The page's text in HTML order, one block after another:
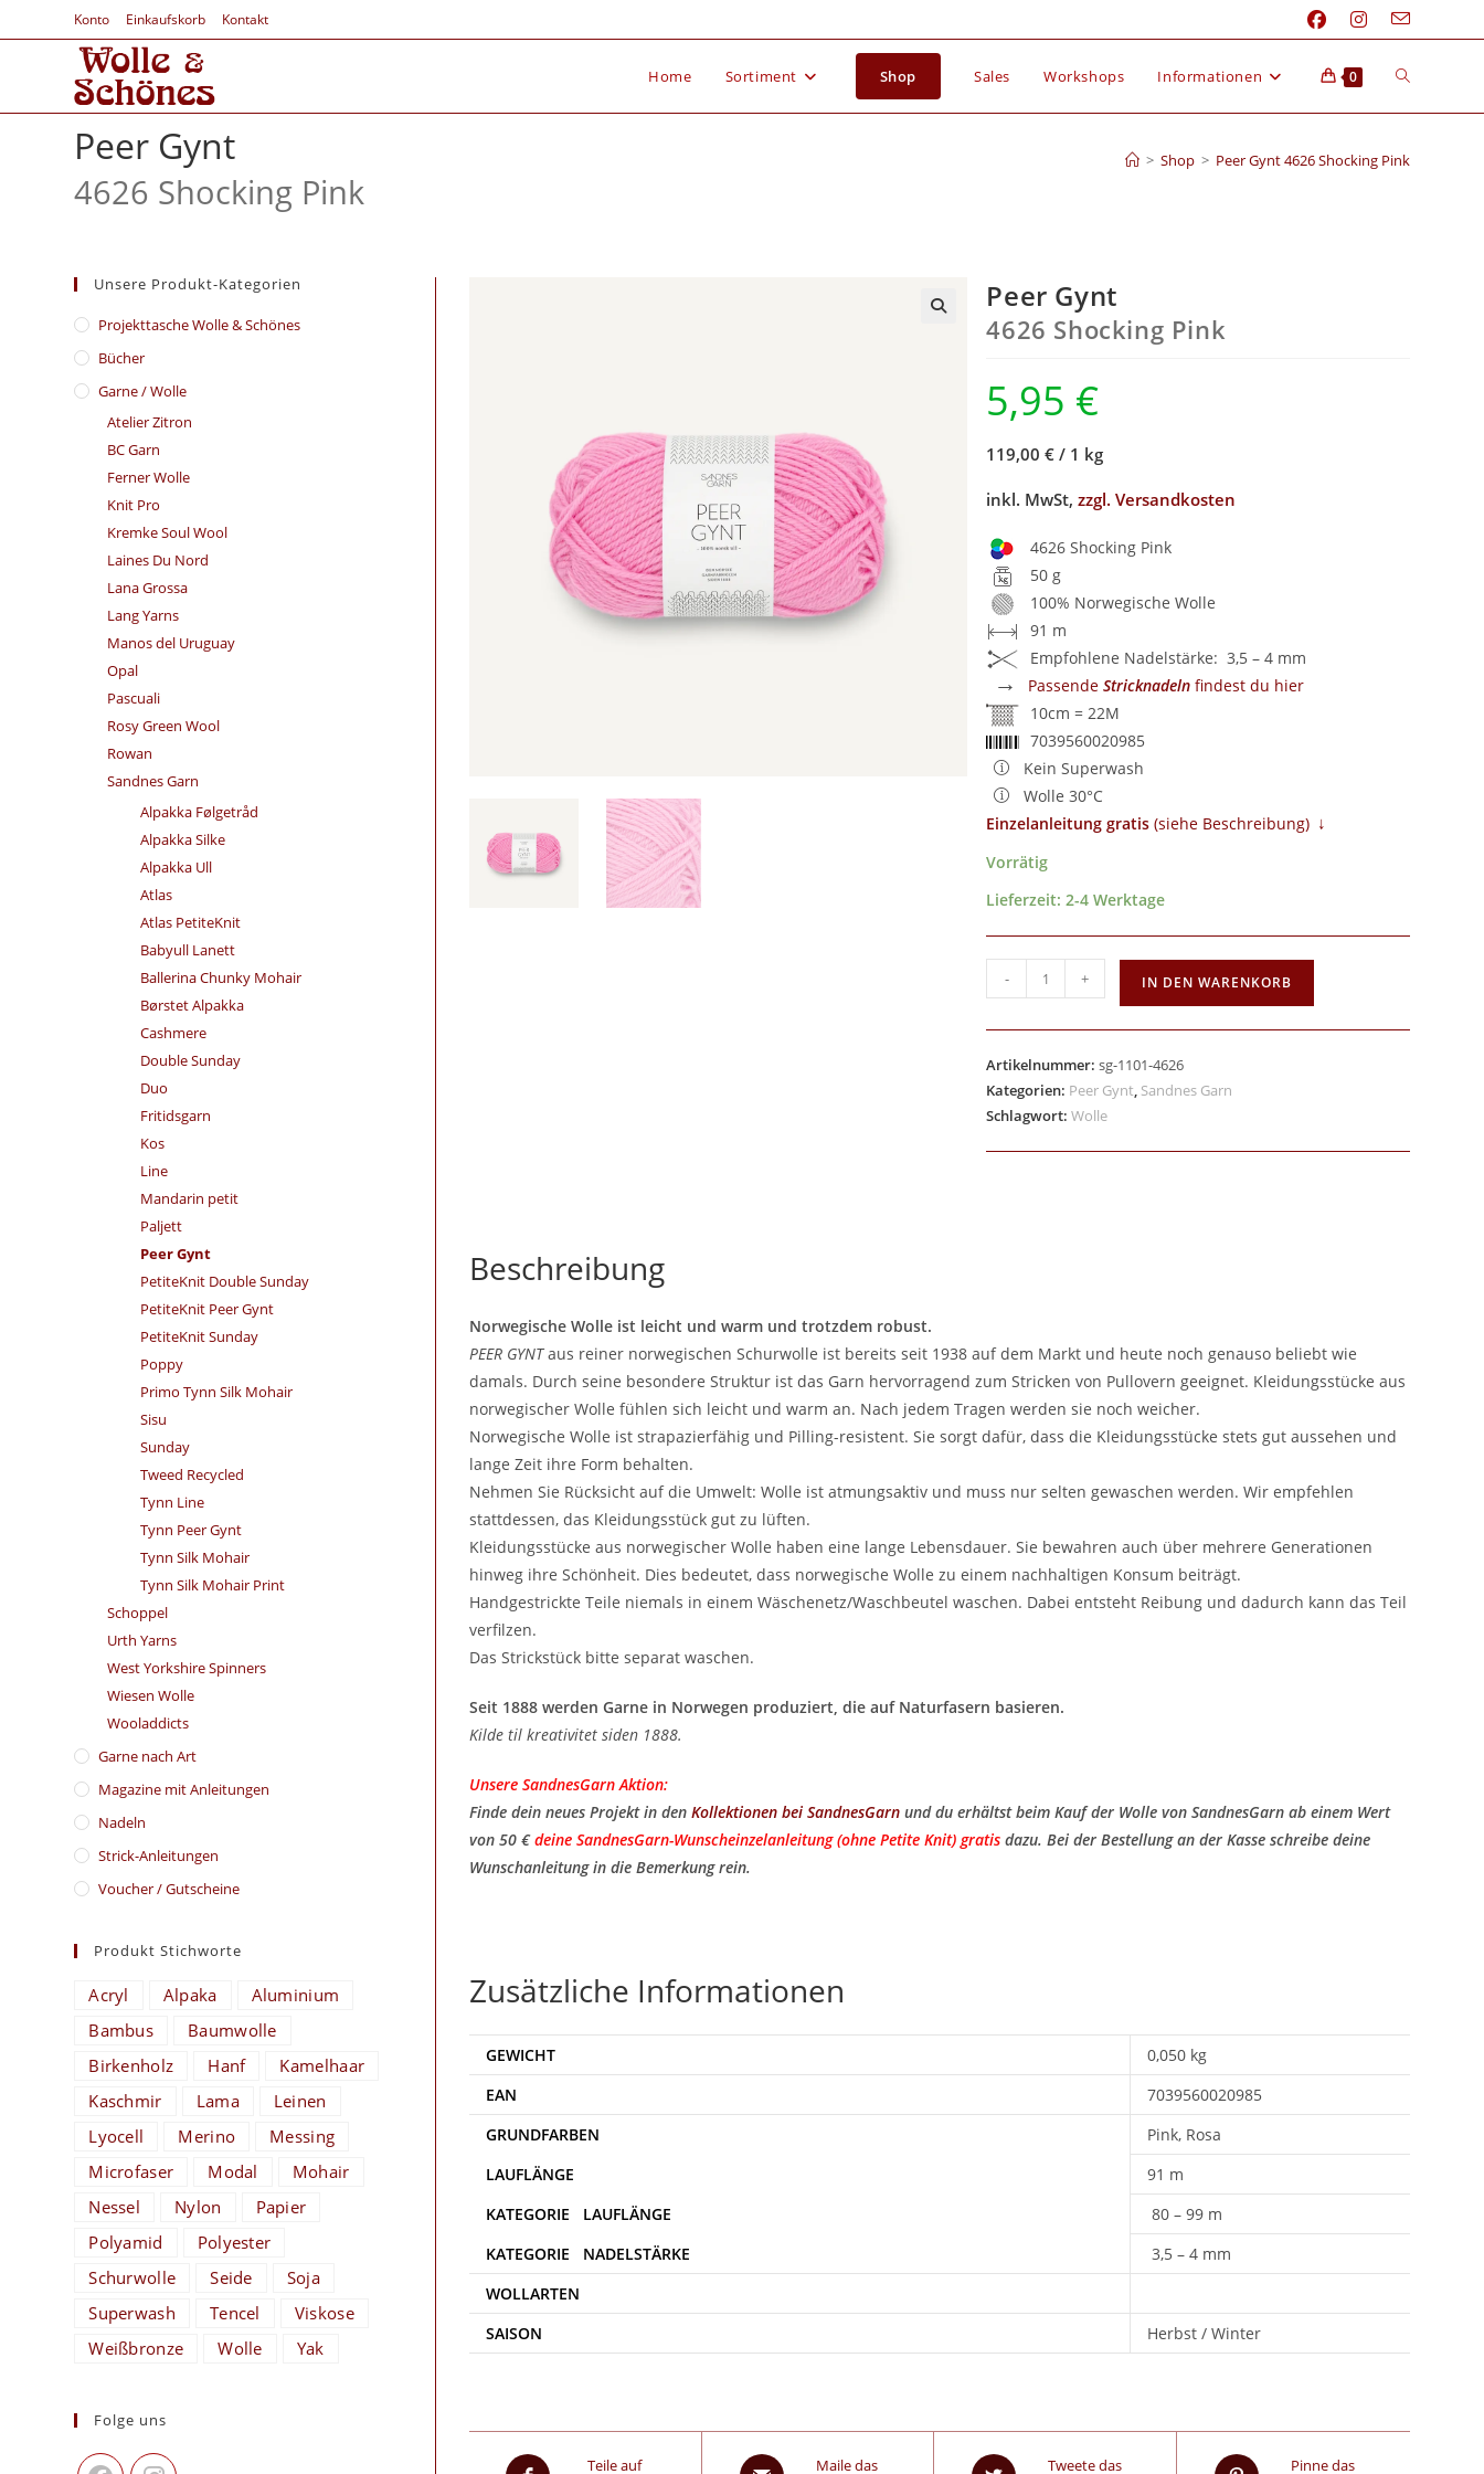
Konto Einkaufskorb Kontakt
Home Sortiment Shop Sales Workshops Informationen 0
Peer Gynt
4626 Shocking Pink
> Shop > Peer Gynt 4626 Shocking Pink
Peer Gynt
4626 Shocking Pink
5,95 €
119,00 € / 1 kg
inkl. MwSt,zzgl. Versandkosten
4626 Shocking Pink
50 g
100% Norwegische Wolle
91 m
Empfohlene Nadelstärke: 3,5 – 4 mm
→ PassendeStricknadeln findest du hier
10cm = 22M
7039560020985
Kein Superwash
Wolle 30°C
Einzelanleitung gratis ​ (siehe Beschreibung) ↓
Vorrätig
Lieferzeit:2-4 Werktage
- + IN DEN WARENKORB
Artikelnummer:sg-1101-4626
Kategorien: Peer Gynt, Sandnes Garn
Schlagwort:Wolle
Beschreibung
Norwegische Wolle ist leicht und warm und trotzdem robust.
PEER GYNTaus reiner norwegischen Schurwolle ist bereits seit 1938 auf dem Markt und heute noch genauso beliebt wie
damals. Durch seine besondere Struktur ist das Garn hervorragend zum Stricken von Pullovern geeignet. Kleidungsstücke aus
norwegischer Wolle fühlen sich leicht und warm an. Nach jedem Tragen werden sie noch weicher.
Norwegische Wolle ist strapazierfähig und Pilling-resistent. Sie sorgt dafür, dass die Kleidungsstücke stets gut aussehen und
lange Zeit ihre Form behalten.
Nehmen Sie Rücksicht auf die Umwelt: Wolle ist atmungsaktiv und muss nur selten gewaschen werden. Wir empfehlen
stattdessen, das Kleidungsstück gut zu lüften.
Kleidungsstücke aus norwegischer Wolle haben eine lange Lebensdauer. Sie bewahren auch über mehrere Generationen
hinweg ihre Schönheit. Dies bedeutet, dass norwegische Wolle zu einem nachhaltigen Konsum beiträgt.
Handgestrickte Teile niemals in einem Wäschenetz/Waschbeutel waschen. Dabei entsteht Reibung und dadurch kann das Teil
verfilzen.
Das Strickstück bitte separat waschen.
Seit 1888 werden Garne in Norwegen produziert, die auf Naturfasern basieren.
Kilde til kreativitet siden 1888.
Unsere SandnesGarn Aktion:
Finde dein neues Projekt in den Kollektionen bei SandnesGarnund du erhältst beim Kauf der Wolle von SandnesGarn ab einem Wert
von 50 €deine SandnesGarn-Wunscheinzelanleitung (ohne Petite Knit) gratis​ dazu. Bei der Bestellung an der Kasse schreibe deine
Wunschanleitung in die Bemerkung rein.
Zusätzliche Informationen
GEWICHT
0,050 kg
EAN
7039560020985
Pink, Rosa
91 m
80 – 99 m
3,5 – 4 mm
WOLLARTEN
SAISON
Herbst / Winter
Teile auf Maile das Tweete das Pinne das
Unsere Produkt-Kategorien
​Projekttasche Wolle & Schönes
Bücher
Garne / Wolle
Atelier Zitron
BC Garn
Ferner Wolle
Knit Pro
Kremke Soul Wool
Laines Du Nord
Lana Grossa
Lang Yarns
Manos del Uruguay
Opal
Pascuali
Rosy Green Wool
Rowan
Sandnes Garn
Alpakka Følgetråd
Alpakka Silke
Alpakka Ull
Atlas
Atlas PetiteKnit
Babyull Lanett
Ballerina Chunky Mohair
Børstet Alpakka
Cashmere
Double Sunday
Duo
Fritidsgarn
Kos
Line
Mandarin petit
Paljett
Peer Gynt
PetiteKnit Double Sunday
PetiteKnit Peer Gynt
PetiteKnit Sunday
Poppy
Primo Tynn Silk Mohair
Sisu
Sunday
Tweed Recycled
Tynn Line
Tynn Peer Gynt
Tynn Silk Mohair
Tynn Silk Mohair Print
Schoppel
Urth Yarns
West Yorkshire Spinners
Wiesen Wolle
Wooladdicts
Garne nach Art
Magazine mit Anleitungen
Nadeln
Strick-Anleitungen
Voucher / Gutscheine
Produkt Stichworte
Acryl Alpaka
Aluminium
Bambus
Baumwolle
Birkenholz
Hanf
Kamelhaar
Kaschmir
Lama
Leinen
Lyocell
Merino
Messing
Microfaser
Modal
Mohair
Nessel
Nylon
Papier
Polyamid
Polyester
Schurwolle
Seide
Soja
Superwash
Tencel
Viskose
Weißbronze
Wolle Yak
Folge uns